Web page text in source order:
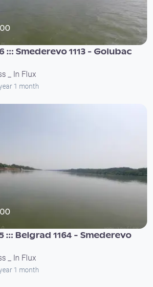
::: Smederevo 1113 - Golubac
_ In Flux
1 month
::: Belgrad 1164 - Smederevo
_ In Flux
1 month